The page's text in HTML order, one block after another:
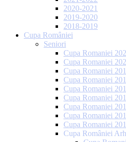
2020-2021
2019-2020
2018-2019
Cupa României
Seniori
Cupa Romaniei
Cupa Romaniei
Cupa Romaniei
Cupa Romaniei
Cupa Romaniei
Cupa Romaniei
Cupa Romaniei
Cupa Romaniei
Cupa Romaniei
Cupa României